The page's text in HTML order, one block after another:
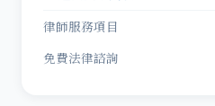
律師服務項目
免費法律諮詢